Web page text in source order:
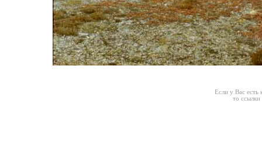
Если у Вас есть
то ссылки